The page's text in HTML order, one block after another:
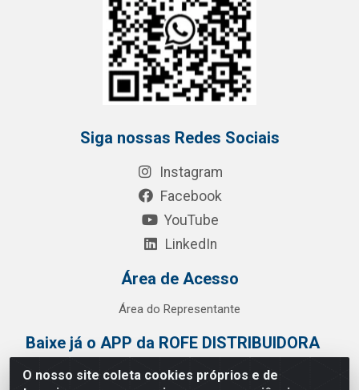
O nosso site coleta cookies próprios e de
Siga nossas Redes Sociais
Instagram
Facebook
YouTube
LinkedIn
Área de Acesso
Área do Representante
Baixe já o APP da ROFE DISTRIBUIDORA